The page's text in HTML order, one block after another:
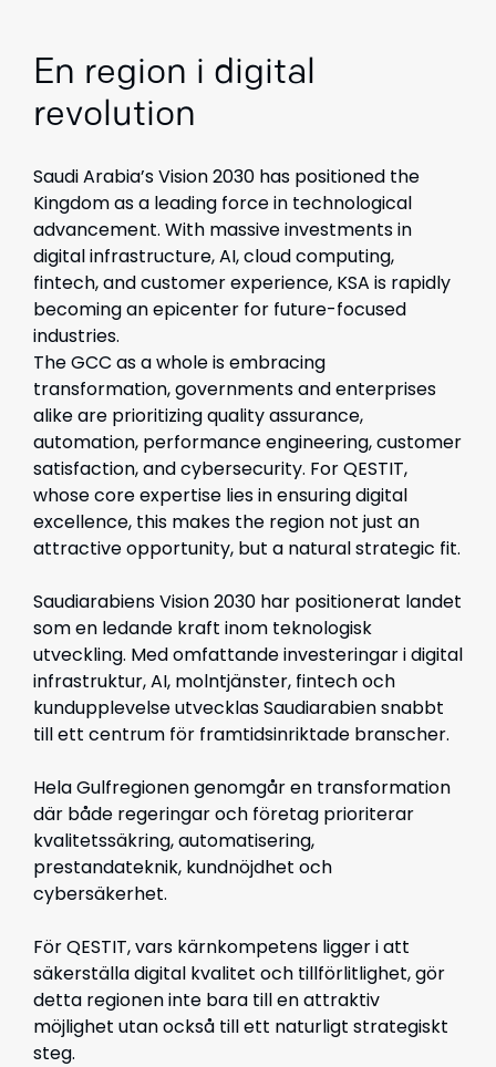
En region i digital
revolution
Saudi Arabia’s Vision 2030 has positioned the
Kingdom as a leading force in technological
advancement. With massive investments in
digital infrastructure, AI, cloud computing,
fintech, and customer experience, KSA is rapidly
becoming an epicenter for future-focused
industries.
The GCC as a whole is embracing
transformation, governments and enterprises
alike are prioritizing quality assurance,
automation, performance engineering, customer
satisfaction, and cybersecurity. For QESTIT,
whose core expertise lies in ensuring digital
excellence, this makes the region not just an
attractive opportunity, but a natural strategic fit.
SaudiarabiensVision 2030 har positionerat landet
som en ledande kraft inom teknologisk
utveckling. Med omfattande investeringar i digital
infrastruktur, AI, molntjänster, fintech och
kundupplevelse utvecklas Saudiarabien snabbt
till ett centrum för framtidsinriktade branscher.
Hela Gulfregionen genomgår en transformation
där både regeringar och företag prioriterar
kvalitetssäkring, automatisering,
prestandateknik, kundnöjdhet och
cybersäkerhet.
För QESTIT, vars kärnkompetens ligger i att
säkerställa digital kvalitet och tillförlitlighet, gör
detta regionen inte bara till en attraktiv
möjlighet utan också till ett naturligt strategiskt
steg.